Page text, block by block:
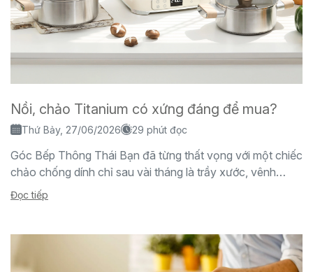
Nồi, chảo Titanium có xứng đáng để mua?
Thứ Bảy, 27/06/2026 29 phút đọc
Góc Bếp Thông Thái Bạn đã từng thất vọng với một chiếc
chảo chống dính chỉ sau vài tháng là trầy xước, vênh
vọ,...
Đọc tiếp